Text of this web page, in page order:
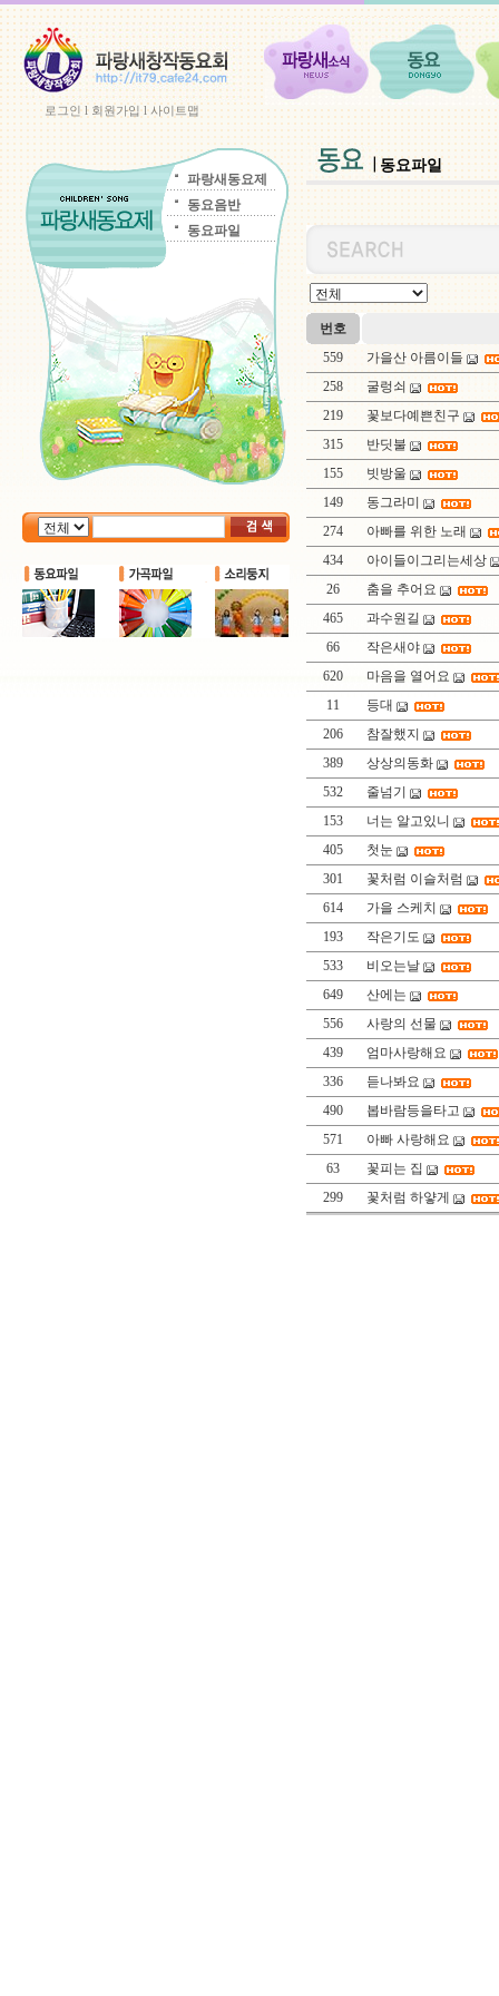
로그인l 회원가입l사이트맵
파랑새동요제
동요음반
동요파일
동요파일
번호
559
가을산 아름이들
258
굴렁쇠
219
꽃보다예쁜친구
315
반딧불
155
빗방울
149
동그라미
274
아빠를 위한 노래
434
아이들이그리는세상
26
춤을 추어요
465
과수원길
66
작은새야
620
마음을 열어요
11
등대
206
참잘했지
389
상상의동화
532
줄넘기
153
너는 알고있니
405
첫눈
301
꽃처럼 이슬처럼
614
가을 스케치
193
작은기도
533
비오는날
649
산에는
556
사랑의 선물
439
엄마사랑해요
336
듣나봐요
490
봅바람등을타고
571
아빠 사랑해요
63
꽃피는 집
299
꽃처럼 하얗게